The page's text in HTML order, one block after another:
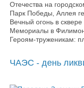
Отечества на
Парк Победы, Аллея
Вечный огонь в
Мемориалы в
Героям-труженикам:
ЧАЭС - день